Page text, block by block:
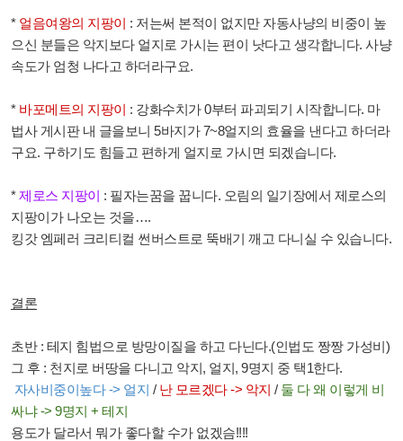
* 얼음여왕의 지팡이 : 저는써 본적이 없지만 자동사냥의 비중이 높
으신 분들은 악지보다 얼지로 가시는 편이 낫다고 생각합니다. 사냥
속도가 엄청 나다고 하더라구요.
* 바포메트의 지팡이 : 강화수치가0부터 파괴되기 시작합니다. 마
법사 게시판 내 글을보니 5바지가7~8얼지의 효율을 낸다고 하더라
구요. 구하기도 힘들고 편하게 얼지로 가시면 되겠습니다.
*제로스 지팡이 : 필자는꿈을 꿉니다. 오림의 일기장에서 제로스의
지팡이가 나오는 것을….
킹갓 엠페러 크리티컬 썬버스트로 뚝배기 깨고 다니실 수 있습니다.
결론
초반: 테지 힘법으로 방망이질을 하고 다닌다.(인법도 짱짱 가성비)
그 후 : 천지로 버땅을 다니고 악지, 얼지, 9명지 중 택1한다.
자사비중이높다-> 얼지 / 난 모르겠다-> 악지 / 둘 다 왜 이렇게 비
싸냐-> 9명지 + 테지
용도가 달라서 뭐가 좋다할 수가 없겠슴!!!!